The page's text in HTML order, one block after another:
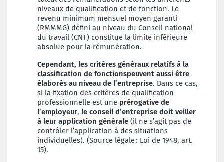
niveaux de qualification et de fonction. Le
revenu minimum mensuel moyen garanti
(RMMMG) défini au niveau du Conseil national
du travail (CNT) constitue la limite inférieure
absolue pour la rémunération.
Cependant, les critères généraux relatifs à la
classification de fonctionspeuvent aussi être
élaborés au niveau de l’entreprise. Dans ce cas,
si la fixation des critères de qualification
professionnelle est une prérogative de
l’employeur, le conseil d’entreprise doit veiller
à leur application générale (il ne s’agit pas de
contrôler l’application à des situations
individuelles). (Source légale : Loi de 1948, art.
15).